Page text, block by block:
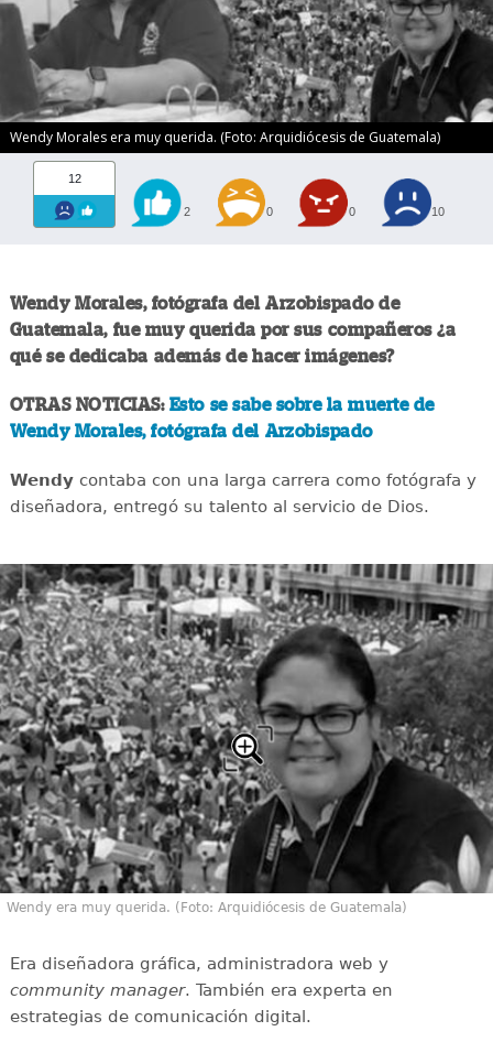
Wendy Morales era muy querida. (Foto: Arquidiócesis de Guatemala)
12
2 0 0 10
Wendy Morales, fotógrafa del Arzobispado de
Guatemala, fue muy querida por sus compañeros ¿a
qué se dedicaba además de hacer imágenes?
OTRAS NOTICIAS: Esto se sabe sobre la muerte de
Wendy Morales, fotógrafa del Arzobispado
Wendycontaba con una larga carrera como fotógrafa y
diseñadora, entregó su talento al servicio de Dios.
Wendy era muy querida. (Foto: Arquidiócesis de Guatemala)
Era diseñadora gráfica, administradora web y
community manager. También era experta en
estrategias de comunicación digital.